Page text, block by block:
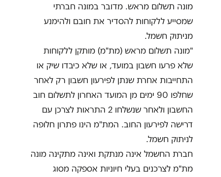
מונה תשלום מראש. מדובר במונה חברתי
שמסייע ללקוחות להסדיר את חובם ולהימנע
מניתוק חשמל.
"מונה תשלום מראש (מת"מ) מותקן ללקוחות
שלא פרעו חשבון במועד, או שלא כיבדו שיק או
התחייבות אחרת שנתן לפירעון חשבון רק לאחר
שחלפו 90 ימים מן המועד האחרון לתשלום חוב
החשבון ולאחר שנשלחו 2 התראות לצרכן עם
דרישה לפירעון החוב. המת"מ הינו פתרון חלופה
לניתוק חשמל.
חברת החשמל אינה מנתקת ואינה מתקינה מונה
מת"מ לצרכנים בעלי חיוניות אספקה מסוג